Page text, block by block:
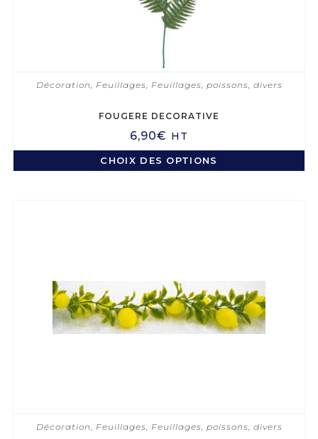
Décoration Feuillages Feuillages, poissons, divers
FOUGERE DECORATIVE
6,90€ HT
CHOIX DES OPTIONS
Décoration, Feuillages, Feuillages, poissons, divers